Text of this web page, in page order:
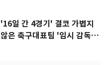
'16일 간 4경기' 결코 가볍지
않은 축구대표팀 '임시 감독'